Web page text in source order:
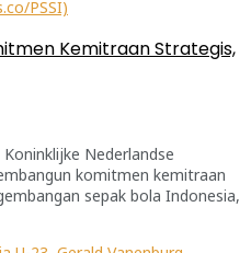
Kemitraan Strategis,
Koninklijke Nederlandse
komitmen kemitraan
sepak bola Indonesia,